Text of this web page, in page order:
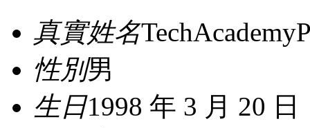
真實姓名
性別男
生日1998 年 3 月 20 日